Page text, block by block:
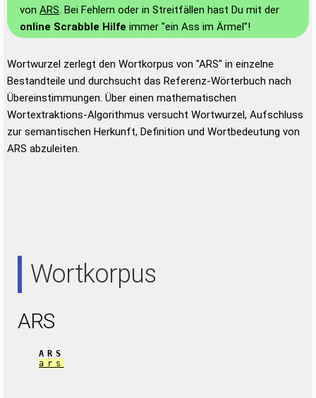
von ARS. Bei Fehlern oder in Streitfällen hast Du mit der
online Scrabble Hilfe immer "ein Ass im Ärmel"!
Wortwurzel zerlegt den Wortkorpus von "ARS" in einzelne
Bestandteile und durchsucht das Referenz-Wörterbuch nach
Übereinstimmungen. Über einen mathematischen
Wortextraktions-Algorithmus versucht Wortwurzel, Aufschluss
zur semantischen Herkunft, Definition und Wortbedeutung von
ARS abzuleiten.
Wortkorpus
ARS
ARS
ars